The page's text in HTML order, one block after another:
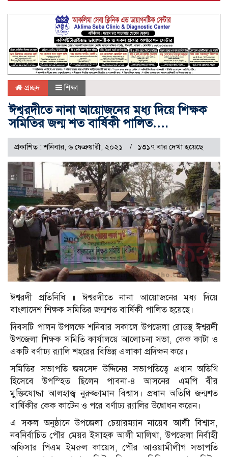
প্রচ্ছদ শিক্ষা
ঈশ্বরদীতে নানা আয়োজনের মধ্য দিয়ে শিক্ষক
সমিতির জন্ম শত বার্ষিকী পালিত….
প্রকাশিত : শনিবার, ৬ ফেব্রুয়ারী, ২০২১ ১৩১৭ বার দেখা হয়েছে
ঈশ্বরদী প্রতিনিধি ॥ ঈশ্বরদীতে নানা আয়োজনের মধ্য দিয়ে
বাংলাদেশ শিক্ষক সমিতির জন্মশত বার্ষিকী পালিত হয়েছে।
দিবসটি পালন উপলক্ষে শনিবার সকালে উপজেলা রোডস্থ ঈশ্বরদী
উপজেলা শিক্ষক সমিতি কার্যালয়ে আলোচনা সভা, কেক কাটা ও
একটি বর্ণাঢ্য র‌্যালি শহরের বিভিন্ন এলাকা প্রদিক্ষন করে।
সমিতির সভাপতি জমসেদ উদ্দিনের সভাপতিত্বে প্রধান অতিথি
হিসেবে উপস্হিত ছিলেন পাবনা-৪ আসনের এমপি বীর
মুক্তিযোদ্ধা আলহাজ্ব নুরুজ্জামান বিশ্বাস। প্রধান অতিথি জন্মশত
বার্ষিকীর কেক কাটেন ও পরে বর্ণাঢ্য র‌্যালির উদ্বোধন করেন।
এ সকল অনুষ্ঠানে উপজেলা চেয়ারম্যান নায়েব আলী বিশ্বাস,
নবনির্বাচিত পৌর মেয়র ইসাহক আলী মালিথা, উপজেলা নির্বাহী
অফিসার পিএম ইমরুল কায়েস, পৌর আওয়ামীলীগ সভাপতি